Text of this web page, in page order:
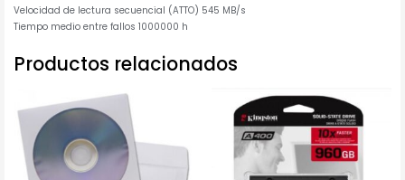
Velocidad de lectura secuencial (ATTO) 545 MB/s
Tiempo medio entre fallos 1000000 h
Productos relacionados